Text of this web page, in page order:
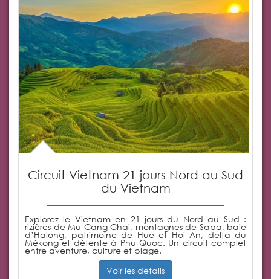
Circuit Vietnam 21 jours Nord au Sud
du Vietnam
Explorez le Vietnam en 21 jours du Nord au Sud :
rizières de Mu Cang Chai, montagnes de Sapa, baie
d’Halong, patrimoine de Hue et Hoi An, delta du
Mékong et détente à Phu Quoc. Un circuit complet
entre aventure, culture et plage.
Voir les détails